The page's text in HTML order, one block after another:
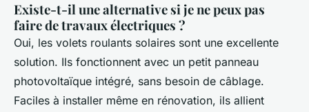
Existe-t-il une alternative si je ne peux pas
faire de travaux électriques ?
Oui, les volets roulants solaires sont une excellente
solution. Ils fonctionnent avec un petit panneau
photovoltaïque intégré, sans besoin de câblage.
Faciles à installer même en rénovation, ils allient